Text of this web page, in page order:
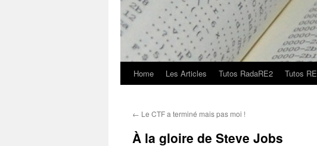
Skip
content
Home Les Articles Tutos RadaRE2 Tutos RE
← Le CTF a terminé mais pas moi !
À la gloire de Steve Jobs